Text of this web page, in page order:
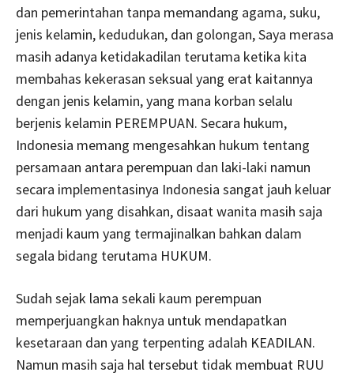
dan pemerintahan tanpa memandang agama, suku,
jenis kelamin, kedudukan, dan golongan, Saya merasa
masih adanya ketidakadilan terutama ketika kita
membahas kekerasan seksual yang erat kaitannya
dengan jenis kelamin, yang mana korban selalu
berjenis kelamin PEREMPUAN. Secara hukum,
Indonesia memang mengesahkan hukum tentang
persamaan antara perempuan dan laki-laki namun
secara implementasinya Indonesia sangat jauh keluar
dari hukum yang disahkan, disaat wanita masih saja
menjadi kaum yang termajinalkan bahkan dalam
segala bidang terutama HUKUM.
Sudah sejak lama sekali kaum perempuan
memperjuangkan haknya untuk mendapatkan
kesetaraan dan yang terpenting adalah KEADILAN.
Namun masih saja hal tersebut tidak membuat RUU